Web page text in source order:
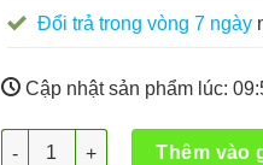
Đổi trả trong vòng 7 ngày
Cập nhật sản phẩm lúc:
Hộp bẫy chuột sinh học PS
Thêm vào